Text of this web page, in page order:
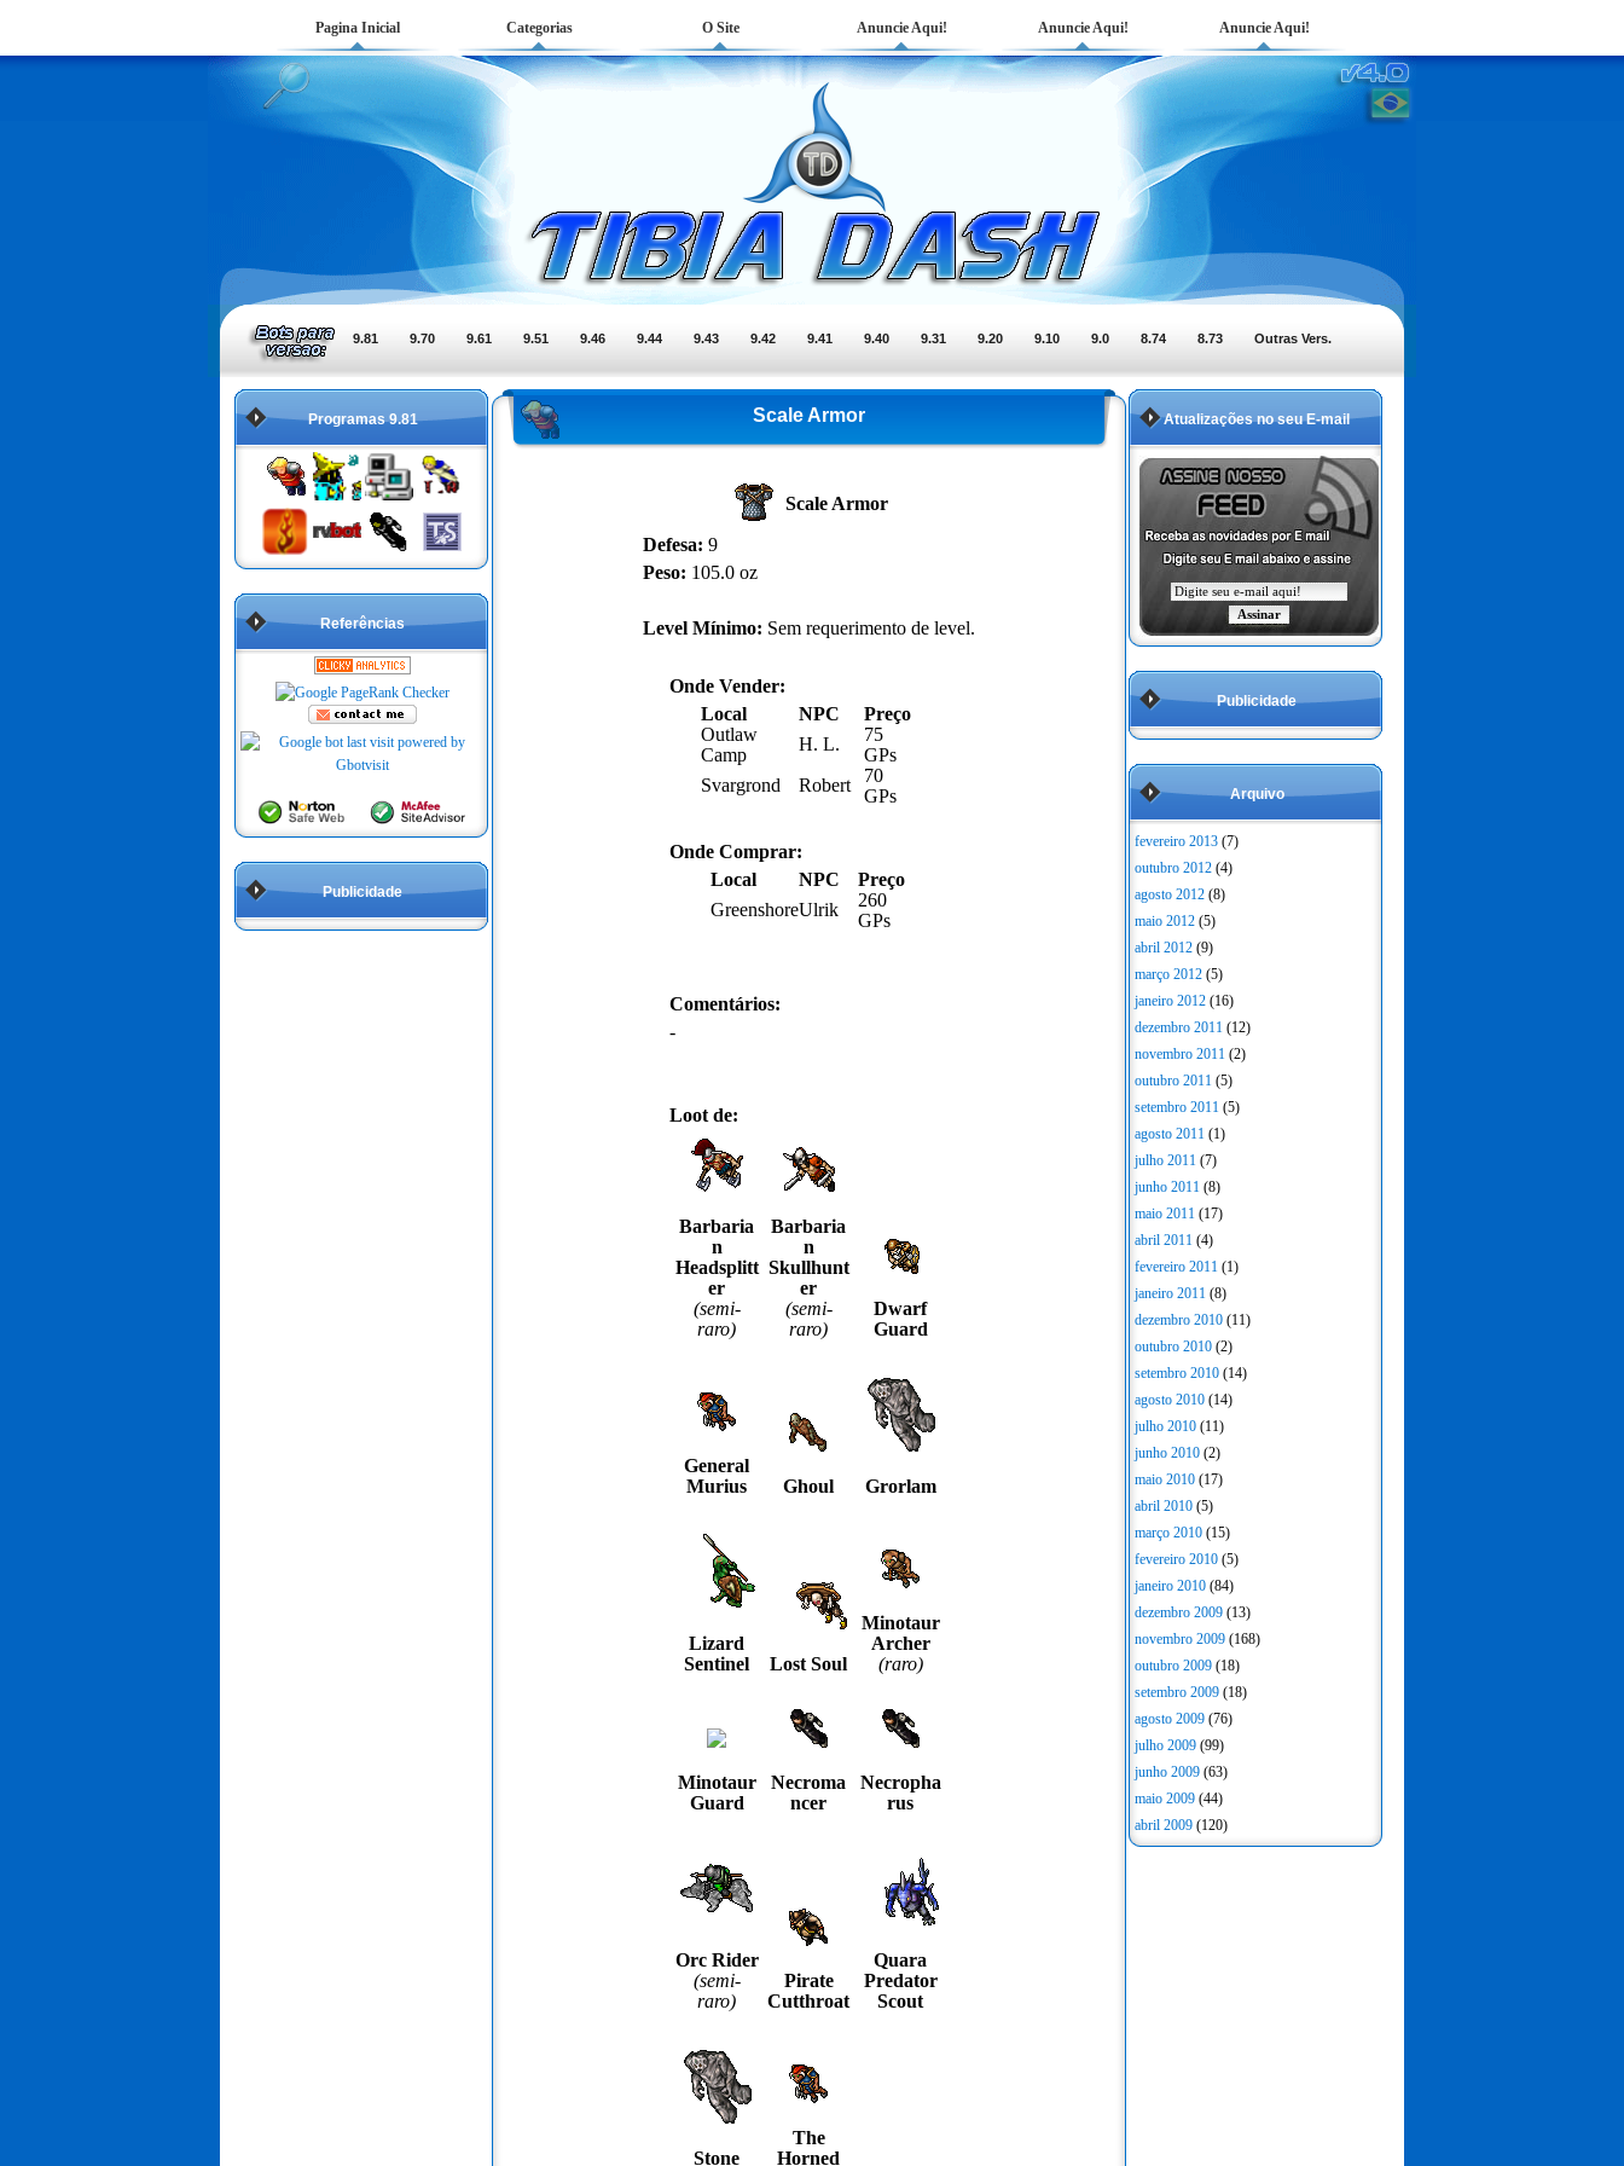
Pagina Inicial Categorias O Site Anuncie Aqui! Anuncie Aqui! Anuncie Aqui!
9.81 9.70 9.61 9.51 9.46 9.44 9.43 9.42 9.41 9.40 9.31 9.20 9.10 9.0 8.74 8.73 Outras Vers.
Programas 9.81
Referências
Publicidade
Scale Armor
Scale Armor
Defesa: 9
Peso: 105.0 oz
Level Mínimo: Sem requerimento de level.
Onde Vender:
Local
NPC
Preço
Outlaw
Camp
H. L.
75
GPs
Svargrond
Robert
70
GPs
Onde Comprar:
Local
NPC
Preço
GreenshoreUlrik
260
GPs
Comentários:
-
Loot de:
Barbaria
n
Headsplitt
er
(semi-
raro)
Barbaria
n
Skullhunt
er
(semi-
raro)
Dwarf
Guard
General
Murius
Ghoul Grorlam
Lizard
Sentinel
Lost Soul
Minotaur
Archer
(raro)
Minotaur
Guard
Necroma
ncer
Necropha
rus
Orc Rider
(semi-
raro)
Pirate
Cutthroat
Quara
Predator
Scout
Stone
The
Horned
Atualizações no seu E-mail
Publicidade
Arquivo
fevereiro 2013 (7)
outubro 2012 (4)
agosto 2012 (8)
maio 2012 (5)
abril 2012 (9)
março 2012 (5)
janeiro 2012 (16)
dezembro 2011 (12)
novembro 2011 (2)
outubro 2011 (5)
setembro 2011 (5)
agosto 2011 (1)
julho 2011 (7)
junho 2011 (8)
maio 2011 (17)
abril 2011 (4)
fevereiro 2011 (1)
janeiro 2011 (8)
dezembro 2010 (11)
outubro 2010 (2)
setembro 2010 (14)
agosto 2010 (14)
julho 2010 (11)
junho 2010 (2)
maio 2010 (17)
abril 2010 (5)
março 2010 (15)
fevereiro 2010 (5)
janeiro 2010 (84)
dezembro 2009 (13)
novembro 2009 (168)
outubro 2009 (18)
setembro 2009 (18)
agosto 2009 (76)
julho 2009 (99)
junho 2009 (63)
maio 2009 (44)
abril 2009 (120)